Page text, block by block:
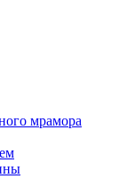
мрамора